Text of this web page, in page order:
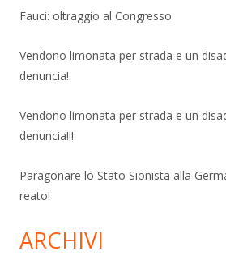
Fauci: oltraggio al Congresso
Vendono limonata per strada e un
denuncia!
Vendono limonata per strada e un
denuncia!!!
Paragonare lo Stato Sionista alla
reato!
ARCHIVI